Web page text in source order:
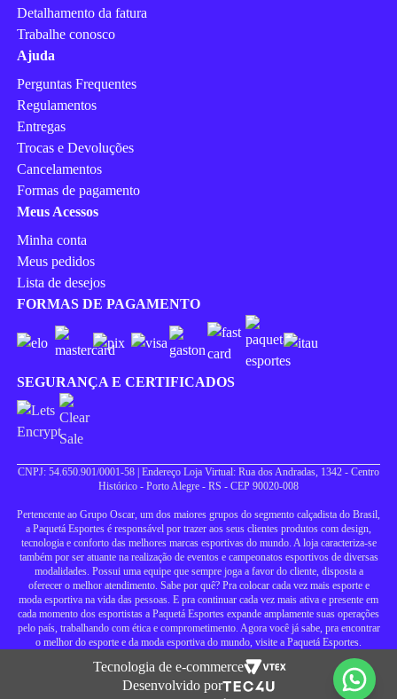
Detalhamento da fatura
Trabalhe conosco
Ajuda
Perguntas Frequentes
Regulamentos
Entregas
Trocas e Devoluções
Cancelamentos
Formas de pagamento
Meus Acessos
Minha conta
Meus pedidos
Lista de desejos
FORMAS DE PAGAMENTO
SEGURANÇA E CERTIFICADOS
CNPJ: 54.650.901/0001-58 | Endereço Loja Virtual: Rua dos Andradas, 1342 - Centro
Histórico - Porto Alegre - RS - CEP 90020-008
Pertencente ao Grupo Oscar, um dos maiores grupos do segmento calçadista do Brasil,
a Paquetá Esportes é responsável por trazer aos seus clientes produtos com design,
tecnologia e conforto das melhores marcas esportivas do mundo. A loja caracteriza-se
também por ser atuante na realização de eventos e campeonatos esportivos de diversas
modalidades. Possui uma equipe que sempre joga a favor do cliente, disposta a
oferecer o melhor atendimento. Sabe por quê? Pra colocar cada vez mais esporte e
moda esportiva na vida das pessoas. E pra continuar cada vez mais ativa e presente em
cada momento dos esportistas a Paquetá Esportes expande amplamente suas operações
pelo país, trabalhando com ética e comprometimento. Agora você já sabe, pra encontrar
o melhor do esporte e da moda esportiva do mundo, visite a Paquetá Esportes.
Tecnologia de e-commerce
Desenvolvido por